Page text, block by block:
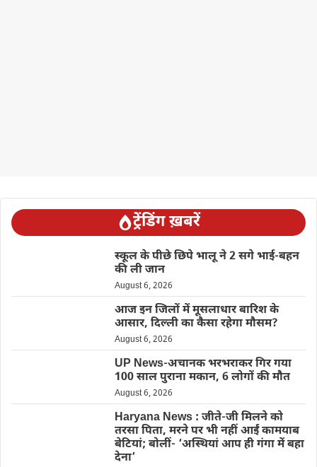
ट्रेंडिंग ख़बरें
स्कूल के पीछे छिपे भालू ने 2 सगे भाई-बहन
की ली जान
August 6, 2026
आज इन जिलों में मूसलाधार बारिश के
आसार, दिल्ली का कैसा रहेगा मौसम?
August 6, 2026
UP News-अचानक भरभराकर गिर गया
100 साल पुराना मकान, 6 लोगों की मौत
August 6, 2026
Haryana News : जीते-जी मिलने को
तरसा पिता, मरने पर भी नहीं आईं कामयाब
बेटियां; बोलीं- ‘अस्थियां आप ही गंगा में बहा
देना’